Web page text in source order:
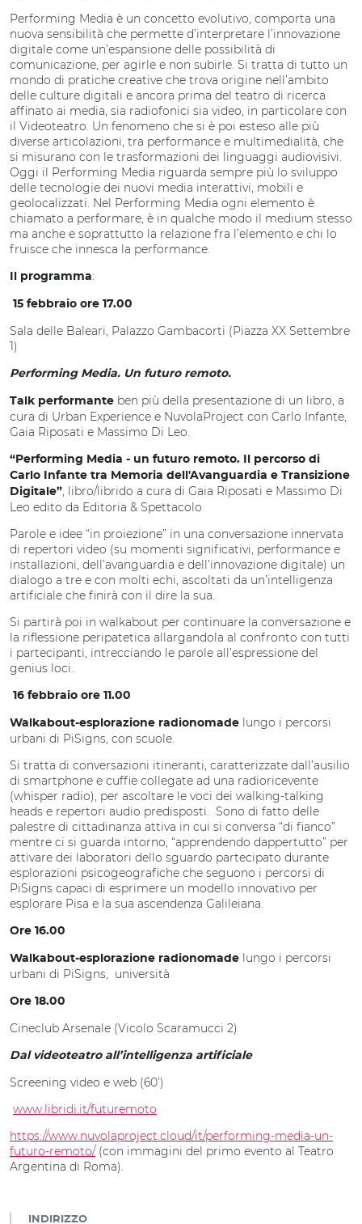
Performing Media è un concetto evolutivo, comporta una
nuova sensibilità che permette d’interpretare l’innovazione
digitale come un’espansione delle possibilità di
comunicazione, per agirle e non subirle. Si tratta di tutto un
mondo di pratiche creative che trova origine nell’ambito
delle culture digitali e ancora prima del teatro di ricerca
affinato ai media, sia radiofonici sia video, in particolare con
il Videoteatro. Un fenomeno che si è poi esteso alle più
diverse articolazioni, tra performance e multimedialità, che
si misurano con le trasformazioni dei linguaggi audiovisivi.
Oggi il Performing Media riguarda sempre più lo sviluppo
delle tecnologie dei nuovi media interattivi, mobili e
geolocalizzati. Nel Performing Media ogni elemento è
chiamato a performare, è in qualche modo il medium stesso
ma anche e soprattutto la relazione fra l’elemento e chi lo
fruisce che innesca la performance.
Il programma:
15 febbraio ore 17.00
Sala delle Baleari, Palazzo Gambacorti (Piazza XX Settembre
1)
Performing Media. Un futuro remoto.
Talk performante ben più della presentazione di un libro, a
cura di Urban Experience e NuvolaProject con Carlo Infante,
Gaia Riposati e Massimo Di Leo.
“Performing Media - un futuro remoto. Il percorso di
Carlo Infante tra Memoria dell'Avanguardia e Transizione
Digitale”, libro/librido a cura di Gaia Riposati e Massimo Di
Leo edito da Editoria & Spettacolo
Parole e idee “in proiezione” in una conversazione innervata
di repertori video (su momenti significativi, performance e
installazioni, dell’avanguardia e dell’innovazione digitale) un
dialogo a tre e con molti echi, ascoltati da un’intelligenza
artificiale che finirà con il dire la sua.
Si partirà poi in walkabout per continuare la conversazione e
la riflessione peripatetica allargandola al confronto con tutti
i partecipanti, intrecciando le parole all’espressione del
genius loci.
16 febbraio ore 11.00
Walkabout-esplorazione radionomade lungo i percorsi
urbani di PiSigns, con scuole.
Si tratta di conversazioni itineranti, caratterizzate dall’ausilio
di smartphone e cuffie collegate ad una radioricevente
(whisper radio), per ascoltare le voci dei walking-talking
heads e repertori audio predisposti. Sono di fatto delle
palestre di cittadinanza attiva in cui si conversa “di fianco”
mentre ci si guarda intorno, “apprendendo dappertutto” per
attivare dei laboratori dello sguardo partecipato durante
esplorazioni psicogeografiche che seguono i percorsi di
PiSigns capaci di esprimere un modello innovativo per
esplorare Pisa e la sua ascendenza Galileiana.
Ore 16.00
Walkabout-esplorazione radionomade lungo i percorsi
urbani di PiSigns, università
Ore 18.00
Cineclub Arsenale (Vicolo Scaramucci 2)
Dal videoteatro all’intelligenza artificiale
Screening video e web (60’)
www.libridi.it/futuremoto
https://www.nuvolaproject.cloud/it/performing-media-un-
futuro-remoto/(con immagini del primo evento al Teatro
Argentina di Roma).
INDIRIZZO